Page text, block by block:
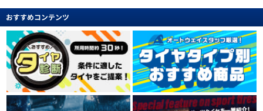
おすすめコンテンツ